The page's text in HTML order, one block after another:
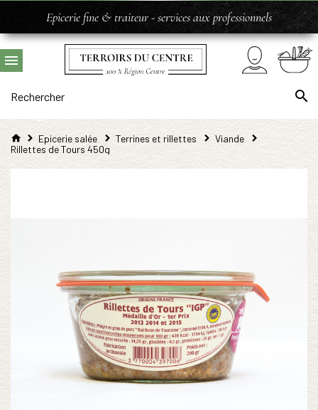
Epicerie fine & traiteur - services aux professionnels
Epicerie salée Terrines et rillettes
Viande
Rillettes de Tours 450g